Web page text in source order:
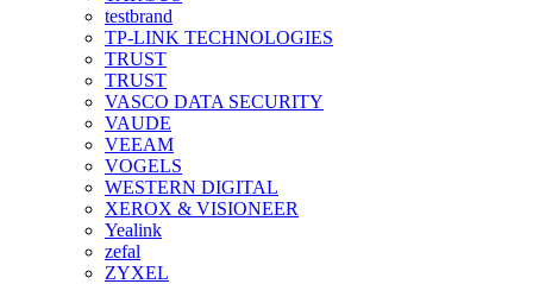
testbrand
TP-LINK TECHNOLOGIES
TRUST
TRUST
VASCO DATA SECURITY
VAUDE
VEEAM
VOGELS
WESTERN DIGITAL
XEROX & VISIONEER
Yealink
zefal
ZYXEL